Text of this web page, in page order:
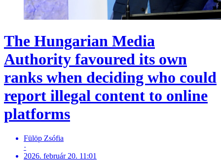
The Hungarian Media
Authority favoured its own
ranks when deciding who could
report illegal content to online
platforms
Fülöp Zsófia
·
2026. február 20. 11:01